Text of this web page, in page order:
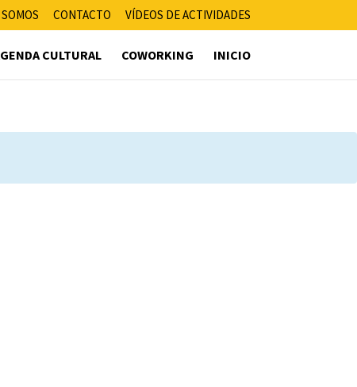
CONTACTO VÍDEOS DE ACTIVIDADES
CULTURAL COWORKING INICIO